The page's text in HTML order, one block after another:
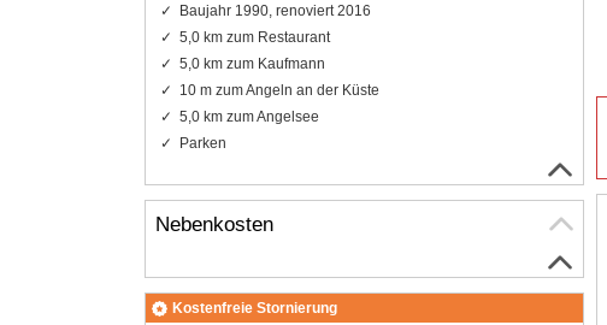
Baujahr 1990, renoviert 2016
5,0 km zum Restaurant
5,0 km zum Kaufmann
10 m zum Angeln an der Küste
5,0 km zum Angelsee
Parken
Nebenkosten
Kostenfreie Stornierung